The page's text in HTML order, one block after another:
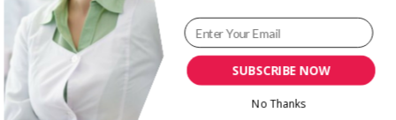
SUBSCRIBE NOW
No Thanks